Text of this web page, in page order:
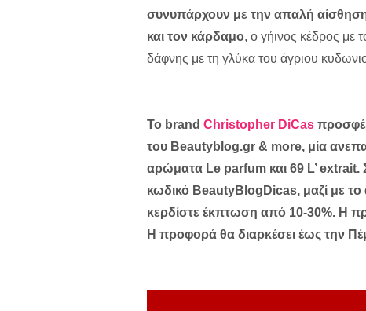
συνυπάρχουν με την απαλή αίσθηση
και τον κάρδαμο, ο γήινος κέδρος με
δάφνης με τη γλύκα του άγριου
Το brand Christopher DiCas
του Beautyblog.gr & more, μία
αρώματα Le parfum και 69 L’
κωδικό BeautyBlogDicas, μαζί με
κερδίστε έκπτωση από 10-30%. Η
H προφορά θα διαρκέσει έως την